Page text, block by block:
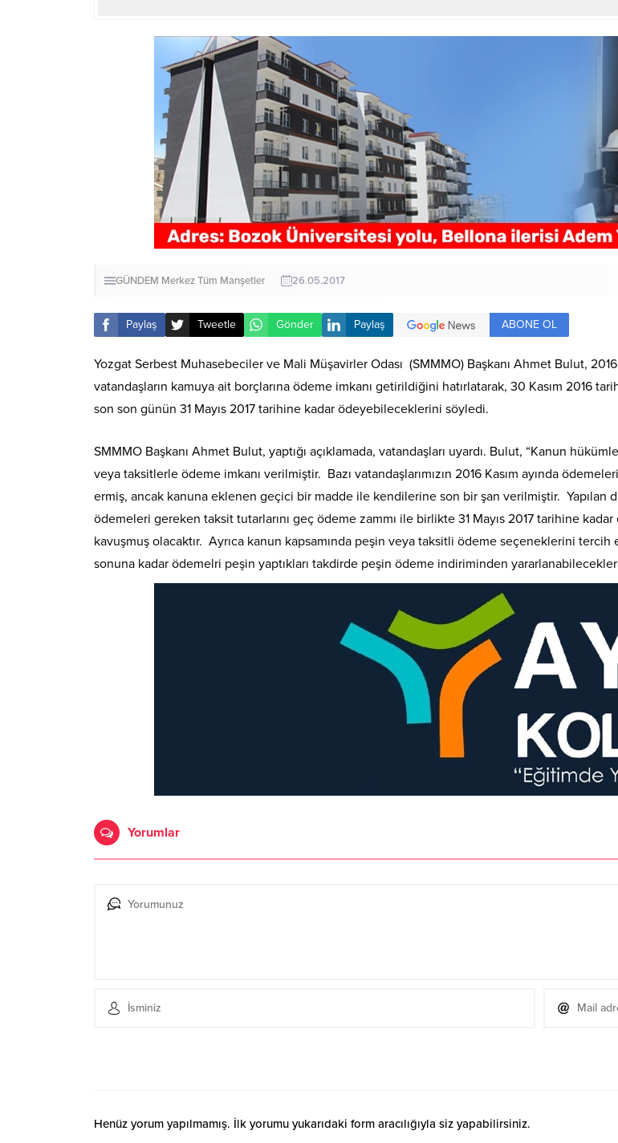
GÜNDEM MerkezTüm Manşetler 26.05.2017
Paylaş Tweetle Gönder Paylaş ABONE OL
Yozgat Serbest Muhasebeciler ve Mali Müşavirler Odası (SMMMO) Başkanı Ahmet Bulut,
vatandaşların kamuya ait borçlarına ödeme imkanı getirildiğini hatırlatarak, 30 Kasım 2016
son son günün 31 Mayıs 2017 tarihine kadar ödeyebileceklerini söyledi.
SMMMO Başkanı Ahmet Bulut, yaptığı açıklamada, vatandaşları uyardı. Bulut, “Kanun
veya taksitlerle ödeme imkanı verilmiştir. Bazı vatandaşlarımızın 2016 Kasım ayında
ermiş, ancak kanuna eklenen geçici bir madde ile kendilerine son bir şan verilmiştir. Yapılan
ödemeleri gereken taksit tutarlarını geç ödeme zammı ile birlikte 31 Mayıs 2017 tarihine
kavuşmuş olacaktır. Ayrıca kanun kapsamında peşin veya taksitli ödeme seçeneklerini tercih
sonuna kadar ödemelri peşin yaptıkları takdirde peşin ödeme indiriminden
Yorumlar
Henüz yorum yapılmamış. İlk yorumu yukarıdaki form aracılığıyla siz yapabilirsiniz.